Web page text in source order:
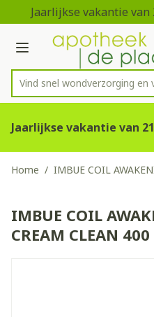
Ga naar de inhoud
1 van 2
Jaarlijkse vakantie
Menu
Product, merk,
Vind snel wondverzorging
Jaarlijkse vakantie van
Home / IMBUE COIL
IMBUE COIL
CREAM CLEAN